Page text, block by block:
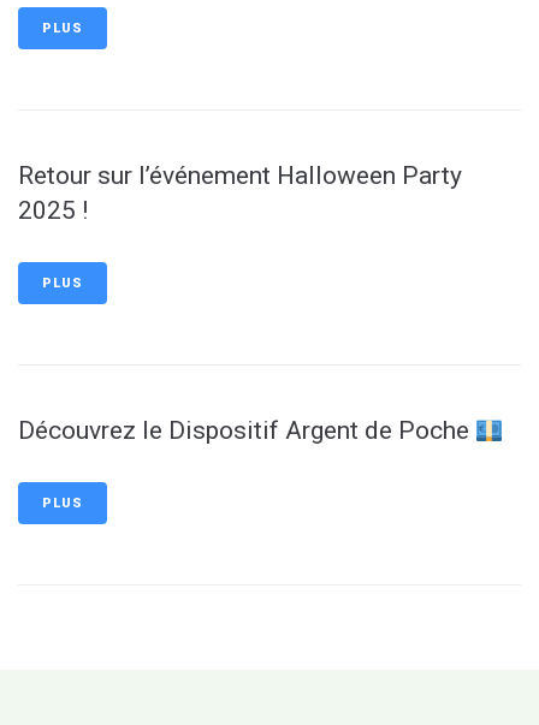
PLUS
Retour sur l’événement Halloween Party
2025 !
PLUS
Découvrez le Dispositif Argent de Poche
PLUS